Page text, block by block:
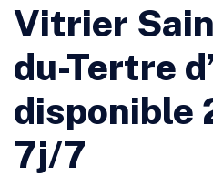
Vitrier
du-Tertre
disponible
7j/7